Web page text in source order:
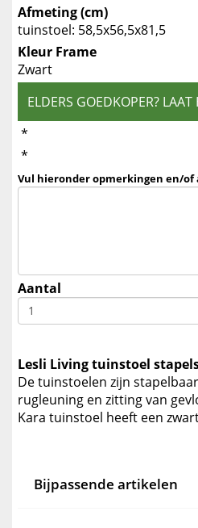
Afmeting (cm)
tuinstoel: 58,5x56,5x81,5
Kleur Frame
Zwart
ELDERS GOEDKOPER?
*
*
Vul hieronder opmerkingen en/of
Aantal
Lesli Living tuinstoel
De tuinstoelen zijn
rugleuning en zitting van
Kara tuinstoel heeft een
Bijpassende artikelen